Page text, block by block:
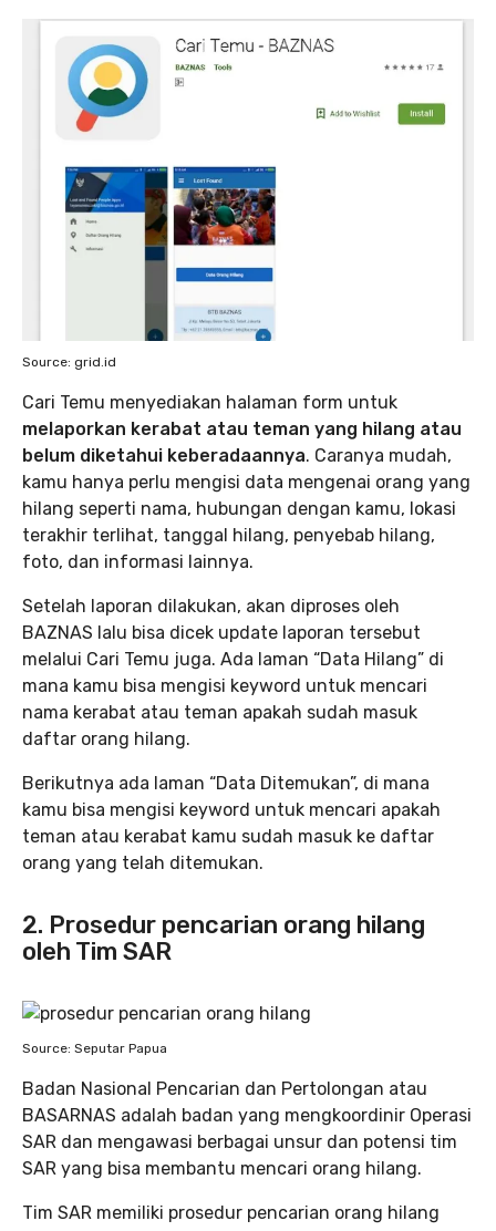
Source: grid.id
Cari Temu menyediakan halaman form untuk
melaporkan kerabat atau teman yang hilang atau
belum diketahui keberadaannya. Caranya mudah,
kamu hanya perlu mengisi data mengenai orang yang
hilang seperti nama, hubungan dengan kamu, lokasi
terakhir terlihat, tanggal hilang, penyebab hilang,
foto, dan informasi lainnya.
Setelah laporan dilakukan, akan diproses oleh
BAZNAS lalu bisa dicek update laporan tersebut
melalui Cari Temu juga. Ada laman “Data Hilang” di
mana kamu bisa mengisi keyword untuk mencari
nama kerabat atau teman apakah sudah masuk
daftar orang hilang.
Berikutnya ada laman “Data Ditemukan”, di mana
kamu bisa mengisi keyword untuk mencari apakah
teman atau kerabat kamu sudah masuk ke daftar
orang yang telah ditemukan.
2. Prosedur pencarian orang hilang
oleh Tim SAR
Source: Seputar Papua
Badan Nasional Pencarian dan Pertolongan atau
BASARNAS adalah badan yang mengkoordinir Operasi
SAR dan mengawasi berbagai unsur dan potensi tim
SAR yang bisa membantu mencari orang hilang.
Tim SAR memiliki prosedur pencarian orang hilang